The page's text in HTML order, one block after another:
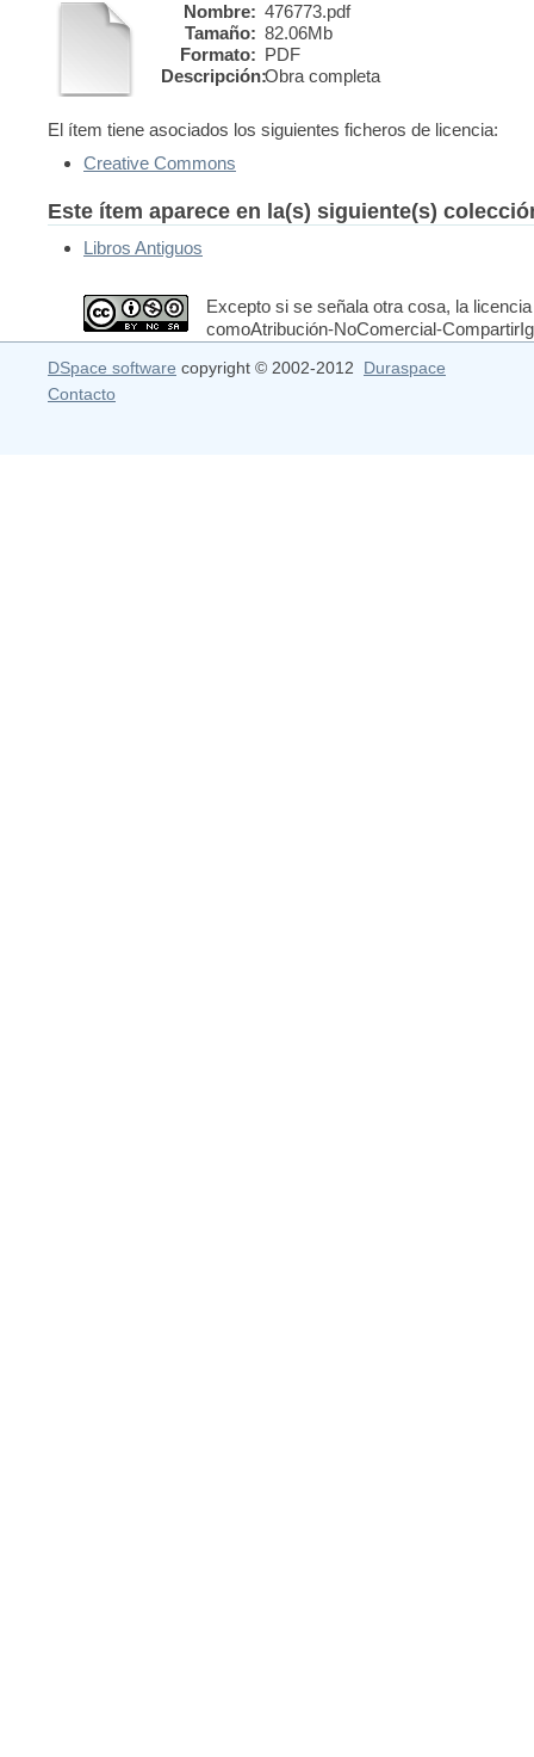
Nombre: 476773.pdf
Tamaño: 82.06Mb
Formato: PDF
Descripción:Obra completa
El ítem tiene asociados los siguientes ficheros de licencia:
Creative Commons
Este ítem aparece en la(s) siguiente(s)
Libros Antiguos
Excepto si se señala otra cosa, la
comoAtribución-NoComercial-
DSpace software copyright © 2002-2012 Duraspace
Contacto